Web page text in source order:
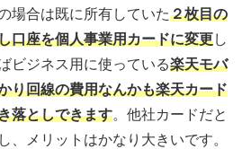
場合は既に所有していた２枚目の
口座を個人事業用カードに変更し
ビジネス用に使っている楽天モバ
り回線の費用なんかも楽天カード
落としできます。他社カードだと
、メリットはかなり大きいです。